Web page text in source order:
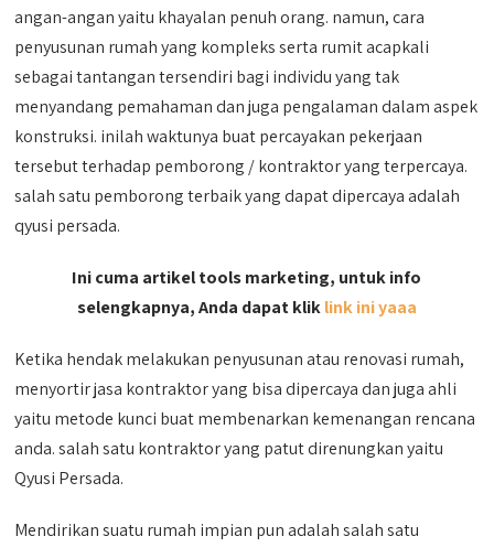
angan-angan yaitu khayalan penuh orang. namun, cara
penyusunan rumah yang kompleks serta rumit acapkali
sebagai tantangan tersendiri bagi individu yang tak
menyandang pemahaman dan juga pengalaman dalam aspek
konstruksi. inilah waktunya buat percayakan pekerjaan
tersebut terhadap pemborong / kontraktor yang terpercaya.
salah satu pemborong terbaik yang dapat dipercaya adalah
qyusi persada.
Ini cuma artikel tools marketing, untuk info
selengkapnya, Anda dapat kliklink ini yaaa
Ketika hendak melakukan penyusunan atau renovasi rumah,
menyortir jasa kontraktor yang bisa dipercaya dan juga ahli
yaitu metode kunci buat membenarkan kemenangan rencana
anda. salah satu kontraktor yang patut direnungkan yaitu
Qyusi Persada.
Mendirikan suatu rumah impian pun adalah salah satu